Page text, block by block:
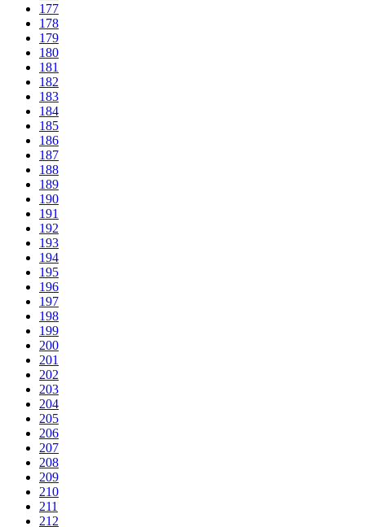
177
178
179
180
181
182
183
184
185
186
187
188
189
190
191
192
193
194
195
196
197
198
199
200
201
202
203
204
205
206
207
208
209
210
211
212